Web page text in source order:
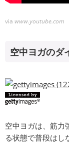
via www.youtube.com
空中ヨガのダ
空中ヨガは、筋力
る状態で普段はし